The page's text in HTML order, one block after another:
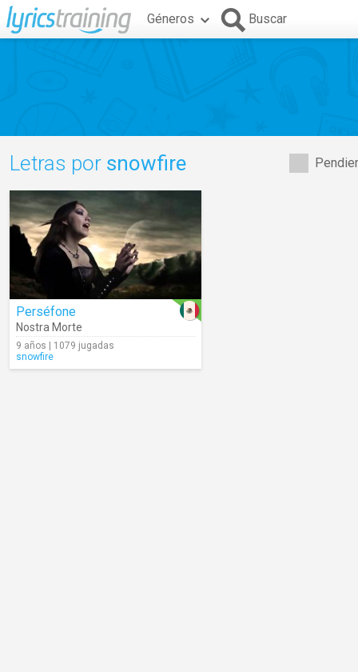
Géneros Buscar
Letras por snowfire
Perséfone
Nostra Morte
9 años | 1079 jugadas
snowfire